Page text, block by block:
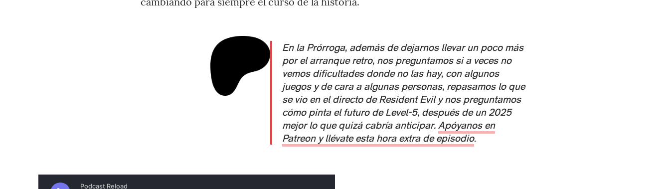
En la Prórroga, además de dejarnos llevar un poco más
por el arranque retro, nos preguntamos si a veces no
vemos dificultades donde no las hay, con algunos
juegos y de cara a algunas personas, repasamos lo que
se vio en el directo de Resident Evil y nos preguntamos
cómo pinta el futuro de Level-5, después de un 2025
mejor lo que quizá cabría anticipar. Apóyanos en
Patreon y llévate esta hora extra de episodio.